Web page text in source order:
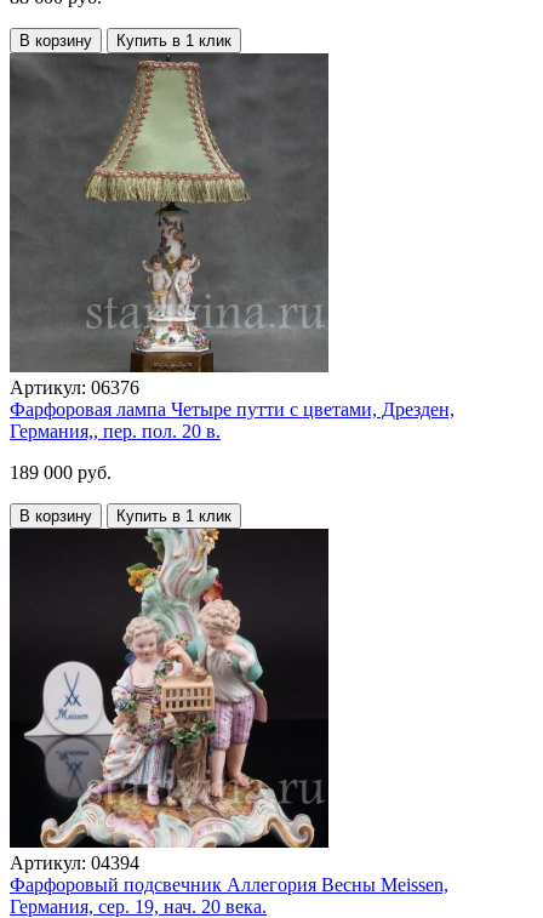
В корзину Купить в 1 клик
Артикул: 06376
Фарфоровая лампа Четыре путти с цветами, Дрезден,
Германия,, пер. пол. 20 в.
189 000 руб.
В корзину Купить в 1 клик
Артикул: 04394
Фарфоровый подсвечник Аллегория Весны Meissen,
Германия, сер. 19, нач. 20 века.